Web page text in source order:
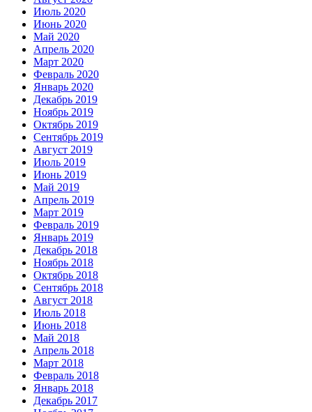
Июль 2020
Июнь 2020
Май 2020
Апрель 2020
Март 2020
Февраль 2020
Январь 2020
Декабрь 2019
Ноябрь 2019
Октябрь 2019
Сентябрь 2019
Август 2019
Июль 2019
Июнь 2019
Май 2019
Апрель 2019
Март 2019
Февраль 2019
Январь 2019
Декабрь 2018
Ноябрь 2018
Октябрь 2018
Сентябрь 2018
Август 2018
Июль 2018
Июнь 2018
Май 2018
Апрель 2018
Март 2018
Февраль 2018
Январь 2018
Декабрь 2017